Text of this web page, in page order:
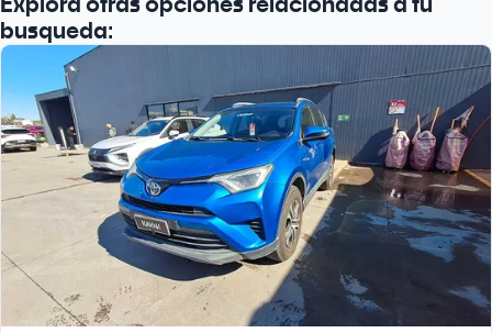
busqueda: